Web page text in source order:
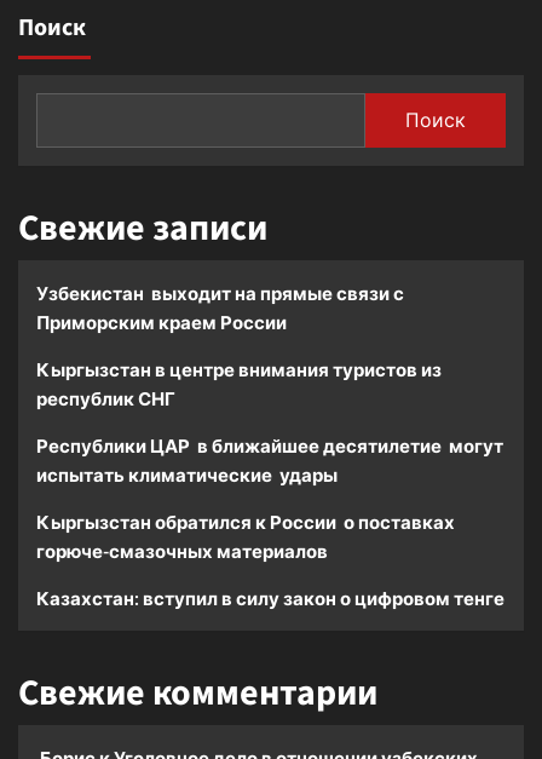
Поиск
Поиск
Свежие записи
Узбекистан выходит на прямые связи с
Приморским краем России
Кыргызстан в центре внимания туристов из
республик СНГ
Республики ЦАР в ближайшее десятилетие могут
испытать климатические удары
Кыргызстан обратился к России о поставках
горюче-смазочных материалов
Казахстан: вступил в силу закон о цифровом тенге
Свежие комментарии